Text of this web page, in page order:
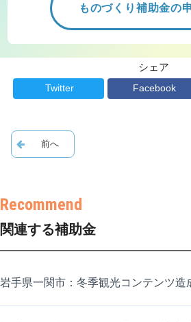
ものづくり補助金の
シェア
Twitter Facebook
関連する補助金
岩手県一関市：冬季観光コンテンツ造